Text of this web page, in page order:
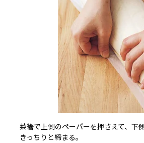
菜箸で上側のペーパーを押さえて、下
きっちりと締まる。